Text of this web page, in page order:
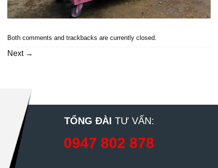
Both comments and trackbacks are currently closed.
Next →
TỔNG ĐÀI TƯ VẤN:
0947 802 878